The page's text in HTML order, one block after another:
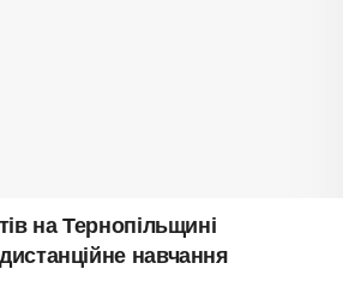
на Тернопільщині
навчання